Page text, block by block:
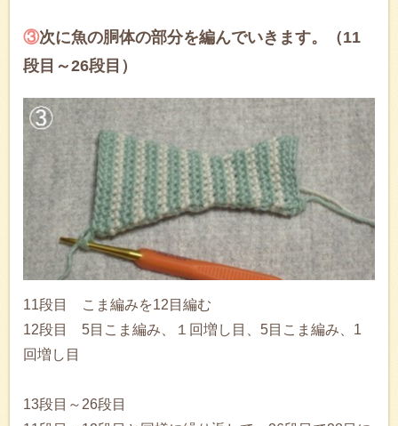
③次に魚の胴体の部分を編んでいきます。（11
段目～26段目）
11段目 こま編みを12目編む
12段目 5目こま編み、１回増し目、5目こま編み、1
回増し目
13段目～26段目